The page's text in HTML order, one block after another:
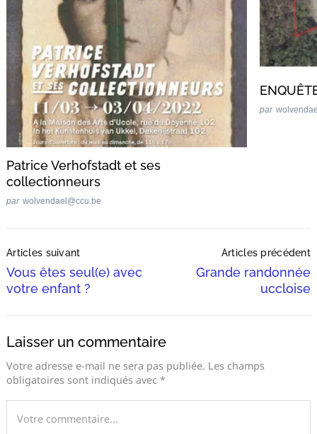
Patrice Verhofstadt et ses
collectionneurs
par wolvendael@ccu.be
par
Navigation
Articles suivant
Vous êtes seul(e) avec
votre enfant ?
Articles précédent
Grande randonnée
uccloise
Laisser un commentaire
Votre adresse e-mail ne sera pas publiée. Les champs
obligatoires sont indiqués avec *
Recherche
pour
: